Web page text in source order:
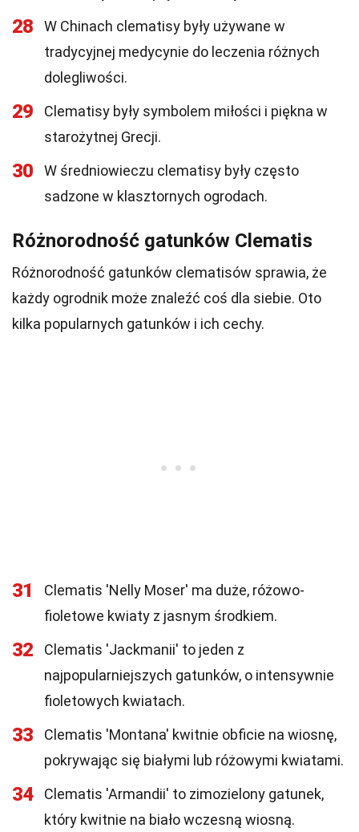
28
W Chinach clematisy były używane w
tradycyjnej medycynie do leczenia różnych
dolegliwości.
29
Clematisy były symbolem miłości i piękna w
starożytnej Grecji.
30
W średniowieczu clematisy były często
sadzone w klasztornych ogrodach.
Różnorodność gatunków Clematis
Różnorodność gatunków clematisów sprawia, że
każdy ogrodnik może znaleźć coś dla siebie. Oto
kilka popularnych gatunków i ich cechy.
31
Clematis 'Nelly Moser' ma duże, różowo-
fioletowe kwiaty z jasnym środkiem.
32
Clematis 'Jackmanii' to jeden z
najpopularniejszych gatunków, o intensywnie
fioletowych kwiatach.
33
Clematis 'Montana' kwitnie obficie na wiosnę,
pokrywając się białymi lub różowymi kwiatami.
34
Clematis 'Armandii' to zimozielony gatunek,
który kwitnie na biało wczesną wiosną.